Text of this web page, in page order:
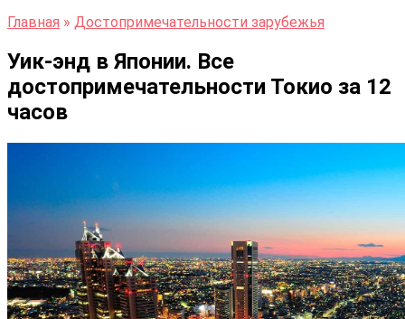
Главная » Достопримечательности зарубежья
Уик-энд в Японии. Все
достопримечательности Токио за 12
часов